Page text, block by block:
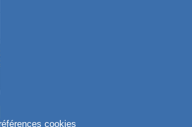
cookies